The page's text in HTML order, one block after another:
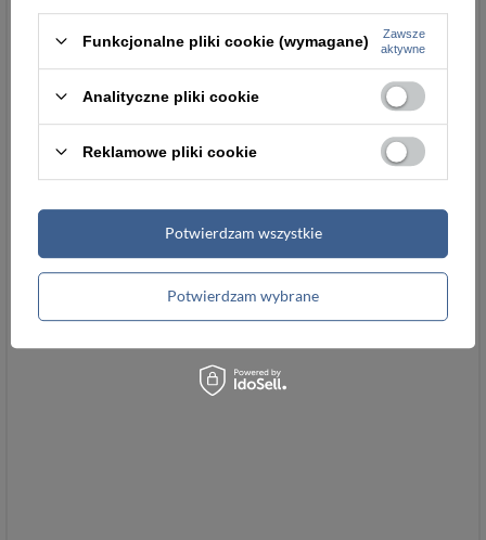
Funkcjonalne pliki cookie (wymagane)
Zawsze
aktywne
Analityczne pliki cookie
Reklamowe pliki cookie
Potwierdzam wybrane
Potwierdzam wszystkie